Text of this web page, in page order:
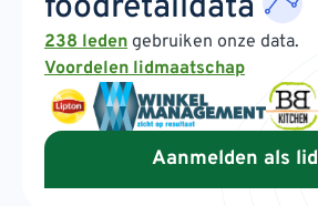
foodretaildata
238 leden gebruiken onze data.
Voordelen lidmaatschap
Aanmelden als lid